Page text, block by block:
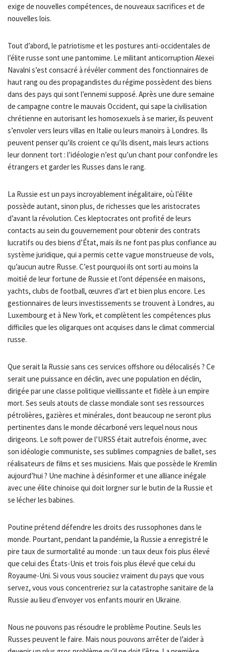
exige de nouvelles compétences, de nouveaux sacrifices et de
nouvelles lois.
Tout d’abord, le patriotisme et les postures anti-occidentales de
l’élite russe sont une pantomime. Le militant anticorruption Alexei
Navalni s’est consacré à révéler comment des fonctionnaires de
haut rang ou des propagandistes du régime possèdent des biens
dans des pays qui sont l’ennemi supposé. Après une dure semaine
de campagne contre le mauvais Occident, qui sape la civilisation
chrétienne en autorisant les homosexuels à se marier, ils peuvent
s’envoler vers leurs villas en Italie ou leurs manoirs à Londres. Ils
peuvent penser qu’ils croient ce qu’ils disent, mais leurs actions
leur donnent tort : l’idéologie n’est qu’un chant pour confondre les
étrangers et garder les Russes dans le rang.
La Russie est un pays incroyablement inégalitaire, où l’élite
possède autant, sinon plus, de richesses que les aristocrates
d’avant la révolution. Ces kleptocrates ont profité de leurs
contacts au sein du gouvernement pour obtenir des contrats
lucratifs ou des biens d’État, mais ils ne font pas plus confiance au
système juridique, qui a permis cette vague monstrueuse de vols,
qu’aucun autre Russe. C’est pourquoi ils ont sorti au moins la
moitié de leur fortune de Russie et l’ont dépensée en maisons,
yachts, clubs de football, œuvres d’art et bien plus encore. Les
gestionnaires de leurs investissements se trouvent à Londres, au
Luxembourg et à New York, et complètent les compétences plus
difficiles que les oligarques ont acquises dans le climat commercial
russe.
Que serait la Russie sans ces services offshore ou délocalisés ? Ce
serait une puissance en déclin, avec une population en déclin,
dirigée par une classe politique vieillissante et fidèle à un empire
mort. Ses seuls atouts de classe mondiale sont ses ressources
pétrolières, gazières et minérales, dont beaucoup ne seront plus
pertinentes dans le monde décarboné vers lequel nous nous
dirigeons. Le soft power de l’URSS était autrefois énorme, avec
son idéologie communiste, ses sublimes compagnies de ballet, ses
réalisateurs de films et ses musiciens. Mais que possède le Kremlin
aujourd’hui ? Une machine à désinformer et une alliance inégale
avec une élite chinoise qui doit lorgner sur le butin de la Russie et
se lécher les babines.
Poutine prétend défendre les droits des russophones dans le
monde. Pourtant, pendant la pandémie, la Russie a enregistré le
pire taux de surmortalité au monde : un taux deux fois plus élevé
que celui des États-Unis et trois fois plus élevé que celui du
Royaume-Uni. Si vous vous souciiez vraiment du pays que vous
servez, vous vous concentreriez sur la catastrophe sanitaire de la
Russie au lieu d’envoyer vos enfants mourir en Ukraine.
Nous ne pouvons pas résoudre le problème Poutine. Seuls les
Russes peuvent le faire. Mais nous pouvons arrêter de l’aider à